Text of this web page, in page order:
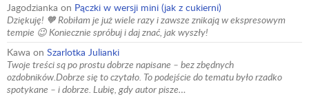
Jagodzianka on Pączki w wersji mini (jak z cukierni)
Dziękuję! 🧡 Robiłam je już wiele razy i zawsze znikają w ekspresowym
tempie 😉 Koniecznie spróbuj i daj znać, jak wyszły!
Kawa on Szarlotka Julianki
Twoje treści są po prostu dobrze napisane – bez zbędnych
ozdobników.Dobrze się to czytało. To podejście do tematu było rzadko
spotykane – i dobrze. Lubię, gdy autor pisze…